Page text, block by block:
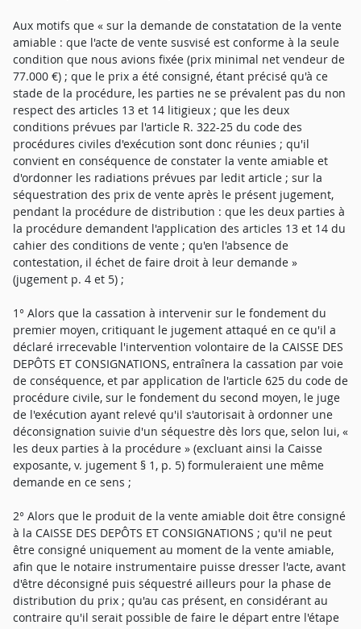
Aux motifs que « sur la demande de constatation de la vente
amiable : que l'acte de vente susvisé est conforme à la seule
condition que nous avions fixée (prix minimal net vendeur de
77.000 €) ; que le prix a été consigné, étant précisé qu'à ce
stade de la procédure, les parties ne se prévalent pas du non
respect des articles 13 et 14 litigieux ; que les deux
conditions prévues par l'article R. 322-25 du code des
procédures civiles d'exécution sont donc réunies ; qu'il
convient en conséquence de constater la vente amiable et
d'ordonner les radiations prévues par ledit article ; sur la
séquestration des prix de vente après le présent jugement,
pendant la procédure de distribution : que les deux parties à
la procédure demandent l'application des articles 13 et 14 du
cahier des conditions de vente ; qu'en l'absence de
contestation, il échet de faire droit à leur demande »
(jugement p. 4 et 5) ;
1° Alors que la cassation à intervenir sur le fondement du
premier moyen, critiquant le jugement attaqué en ce qu'il a
déclaré irrecevable l'intervention volontaire de la CAISSE DES
DEPÔTS ET CONSIGNATIONS, entraînera la cassation par voie
de conséquence, et par application de l'article 625 du code de
procédure civile, sur le fondement du second moyen, le juge
de l'exécution ayant relevé qu'il s'autorisait à ordonner une
déconsignation suivie d'un séquestre dès lors que, selon lui, «
les deux parties à la procédure » (excluant ainsi la Caisse
exposante, v. jugement § 1, p. 5) formuleraient une même
demande en ce sens ;
2° Alors que le produit de la vente amiable doit être consigné
à la CAISSE DES DEPÔTS ET CONSIGNATIONS ; qu'il ne peut
être consigné uniquement au moment de la vente amiable,
afin que le notaire instrumentaire puisse dresser l'acte, avant
d'être déconsigné puis séquestré ailleurs pour la phase de
distribution du prix ; qu'au cas présent, en considérant au
contraire qu'il serait possible de faire le départ entre l'étape